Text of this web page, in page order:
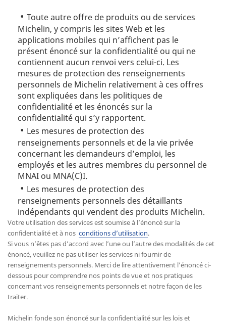
Toute autre offre de produits ou de services
Michelin, y compris les sites Web et les
applications mobiles qui n’affichent pas le
présent énoncé sur la confidentialité ou qui ne
contiennent aucun renvoi vers celui-ci. Les
mesures de protection des renseignements
personnels de Michelin relativement à ces offres
sont expliquées dans les politiques de
confidentialité et les énoncés sur la
confidentialité qui s’y rapportent.
Les mesures de protection des
renseignements personnels et de la vie privée
concernant les demandeurs d’emploi, les
employés et les autres membres du personnel de
MNAI ou MNA(C)I.
Les mesures de protection des
renseignements personnels des détaillants
indépendants qui vendent des produits Michelin.
Votre utilisation des services est soumise à l’énoncé sur la
confidentialité et à nos conditions d’utilisation.
Si vous n’êtes pas d’accord avec l’une ou l’autre des modalités de cet
énoncé, veuillez ne pas utiliser les services ni fournir de
renseignements personnels. Merci de lire attentivement l’énoncé ci-
dessous pour comprendre nos points de vue et nos pratiques
concernant vos renseignements personnels et notre façon de les
traiter.
Michelin fonde son énoncé sur la confidentialité sur les lois et